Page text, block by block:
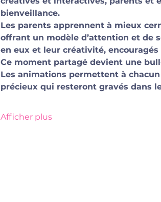
bienveillance.
Les parents apprennent à mieux
offrant un modèle d’attention et de
en eux et leur créativité,
Ce moment partagé devient une
Les animations permettent à
précieux qui resteront gravés dans
Afficher plus